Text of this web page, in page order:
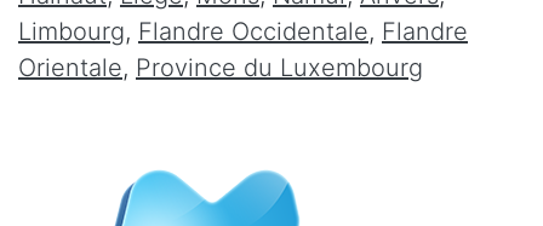
Limbourg, Flandre Occidentale, Flandre
Orientale, Province du Luxembourg